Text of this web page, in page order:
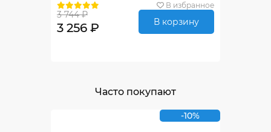
В избранное
3 744 ₽
3 256 ₽ В корзину
Часто покупают
-10%